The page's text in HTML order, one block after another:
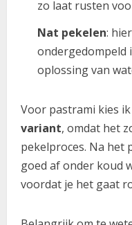
zo laat rusten
Nat pekelen:
ondergedompeld
oplossing van
Voor pastrami kies
variant, omdat het
pekelproces. Na het
goed af onder koud
voordat je het gaat